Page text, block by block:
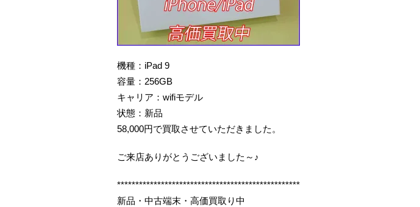
機種：iPad 9
容量：256GB
キャリア：wifiモデル
状態：新品
58,000円で買取させていただきました。
ご来店ありがとうございました～♪
**************************************************
新品・中古端末・高価買取り中